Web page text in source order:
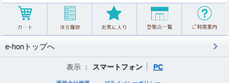
e-honトップへ
表示 ： スマートフォン PC